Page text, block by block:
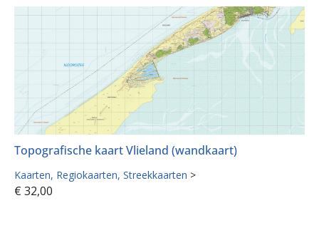
Topografische kaart Vlieland (wandkaart)
Kaarten Regiokaarten Streekkaarten >
€ 32,00